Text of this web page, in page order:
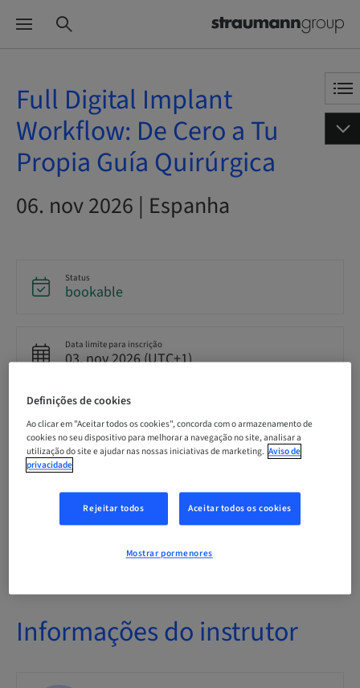
Full Digital Implant
Workflow: De Cero a Tu
Propia Guía Quirúrgica
06. nov 2026 | Espanha
Status
bookable
Data limite para inscrição
03. nov 2026 (UTC+1)
Espanhola
0.00 Pontos
Informações do instrutor
Definições de cookies
Ao clicar em "Aceitar todos os cookies", concorda com o armazenamento de
cookies no seu dispositivo para melhorar a navegação no site, analisar a
utilização do site e ajudar nas nossas iniciativas de marketing. Aviso de
privacidade
Rejeitar todos Aceitar todos os cookies
Mostrar pormenores